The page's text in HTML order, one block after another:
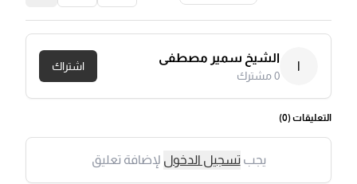
ا
الشيخ سمير مصطفى
0مشترك
اشتراك
التعليقات (0
)
يجبتسجيل الدخول لإضافة تعليق